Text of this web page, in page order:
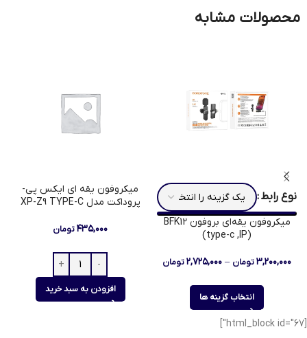
محصولات مشابه
نوع رابط
میکروفون یقه‌ای بروفون BFK12
(type-c ,IP)
۳,۲۰۰,۰۰۰تومان – ۲,۷۲۵,۰۰۰تومان
انتخاب گزینه ها
میکروفون یقه ای ایکس پی-
پروداکت مدل XP-Z9 TYPE-C
۴۳۵,۰۰۰تومان
افزودن به سبد خرید
[html_block id="67"]